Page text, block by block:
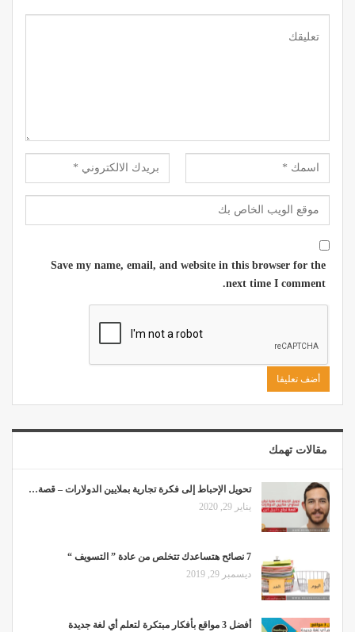
Save my name, email, and website in this browser for the
next time I comment.
مقالات تهمك
تحويل الإحباط إلى فكرة تجارية بملايين الدولارات – قصة…
يناير 29, 2020
7 نصائح هتساعدك تتخلص من عادة ” التسويف “
ديسمبر 29, 2019
أفضل 3 مواقع بأفكار مبتكرة لتعلم أي لغة جديدة